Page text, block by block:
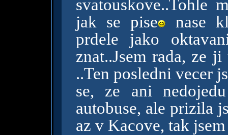
svatouskove..Tohle
jak se pise
nase
prdele jako
znat..Jsem rada, ze
..Ten posledni vecer
se, ze ani
autobuse, ale prizila
az v Kacove, tak